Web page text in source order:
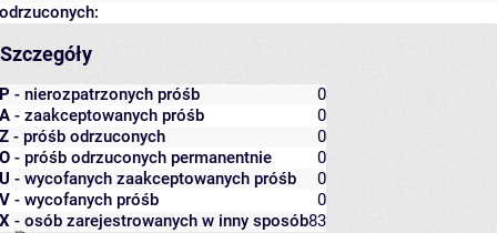
odrzuconych:
Szczegóły
P - nierozpatrzonych próśb
0
A - zaakceptowanych próśb
0
Z - próśb odrzuconych
0
O - próśb odrzuconych permanentnie
0
U - wycofanych zaakceptowanych próśb
0
V - wycofanych próśb
0
X - osób zarejestrowanych w inny sposób83